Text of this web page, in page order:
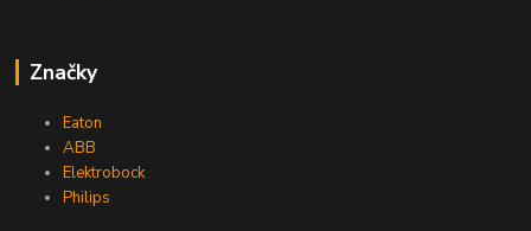
Značky
Eaton
ABB
Elektrobock
Philips